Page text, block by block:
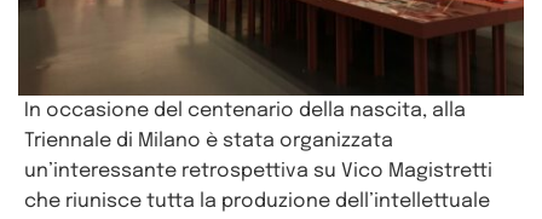
In occasione del centenario della nascita, alla
Triennale di Milano è stata organizzata
un’interessante retrospettiva su Vico Magistretti
che riunisce tutta la produzione dell’intellettuale